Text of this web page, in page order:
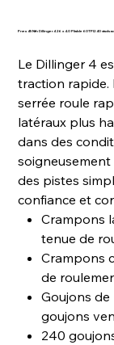
Pneu 45Nth Dillinger4 26 x 4.0 Pliable 60TPI240 studs
Le Dillinger 4
traction rapide.
serrée roule
latéraux plus
dans des
des pistes
confiance et
Crampons
tenue de
Crampons
de
Goujons
goujons
240